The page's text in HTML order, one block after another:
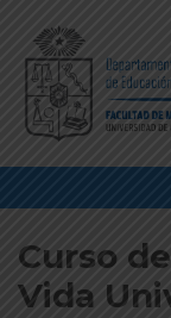
Curso
Vida